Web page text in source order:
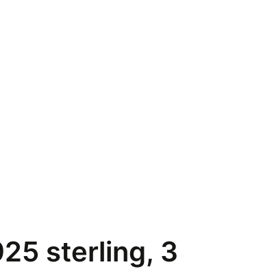
sterling, 3